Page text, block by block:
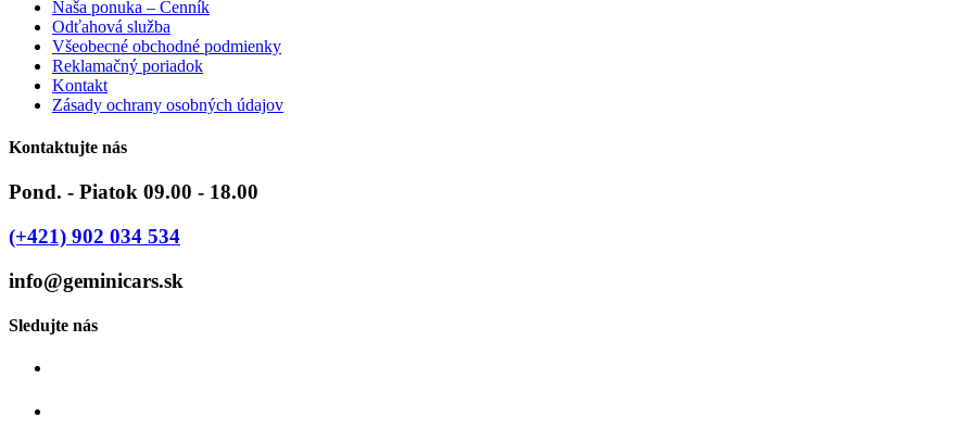
Naša ponuka – Cenník
Odťahová služba
Všeobecné obchodné podmienky
Reklamačný poriadok
Kontakt
Zásady ochrany osobných údajov
Kontaktujte nás
Pond. - Piatok 09.00 - 18.00
(+421) 902 034 534
info@geminicars.sk
Sledujte nás